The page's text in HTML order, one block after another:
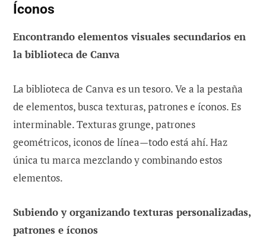
Íconos
Encontrando elementos visuales secundarios en
la biblioteca de Canva
La biblioteca de Canva es un tesoro. Ve a la pestaña
de elementos, busca texturas, patrones e íconos. Es
interminable. Texturas grunge, patrones
geométricos, iconos de línea—todo está ahí. Haz
única tu marca mezclando y combinando estos
elementos.
Subiendo y organizando texturas personalizadas,
patrones e íconos